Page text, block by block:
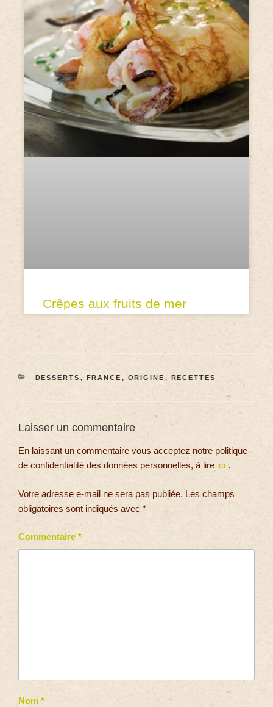
Crêpes aux fruits de mer
DESSERTS , FRANCE , ORIGINE , RECETTES
Laisser un commentaire
En laissant un commentaire vous acceptez notre politique
de confidentialité des données personnelles, à lire ici .
Votre adresse e-mail ne sera pas publiée. Les champs
obligatoires sont indiqués avec *
Commentaire *
Nom *